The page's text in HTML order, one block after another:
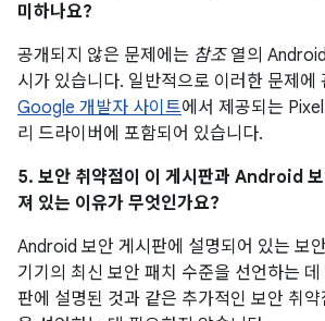
미하나요?
공개되지 않은 문제에는 참조열의
시가 있습니다. 일반적으로 이러한 문제에
Google 개발자 사이트에서 제공되는
리 드라이버에 포함되어 있습니다.
5. 보안 취약점이 이 게시판과 Android 보
져 있는 이유가 무엇인가요?
Android 보안 게시판에 설명되어 있는 보
기기의 최신 보안 패치 수준을 선언하는 데
판에 설명된 것과 같은 추가적인 보안 취